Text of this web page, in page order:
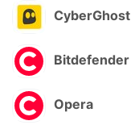
CyberGhost
Bitdefender
Opera